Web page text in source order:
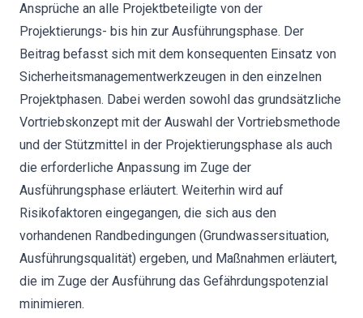
Ansprüche an alle Projektbeteiligte von der
Projektierungs- bis hin zur Ausführungsphase. Der
Beitrag befasst sich mit dem konsequenten Einsatz von
Sicherheitsmanagementwerkzeugen in den einzelnen
Projektphasen. Dabei werden sowohl das grundsätzliche
Vortriebskonzept mit der Auswahl der Vortriebsmethode
und der Stützmittel in der Projektierungsphase als auch
die erforderliche Anpassung im Zuge der
Ausführungsphase erläutert. Weiterhin wird auf
Risikofaktoren eingegangen, die sich aus den
vorhandenen Randbedingungen (Grundwassersituation,
Ausführungsqualität) ergeben, und Maßnahmen erläutert,
die im Zuge der Ausführung das Gefährdungspotenzial
minimieren.